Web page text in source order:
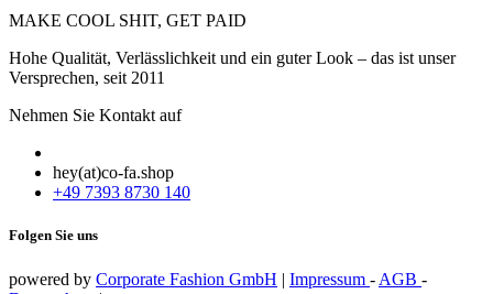
MAKE COOL SHIT, GET PAID
Hohe Qualität, Verlässlichkeit und ein guter Look – das ist unser
Versprechen, seit 2011
Nehmen Sie Kontakt auf
hey(at)co-fa.shop
+49 7393 8730 140
Folgen Sie uns
powered by Corporate Fashion GmbH | Impressum - AGB -